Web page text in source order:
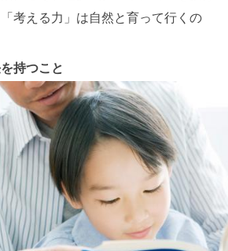
考える力」は自然と育って行くの
持つこと